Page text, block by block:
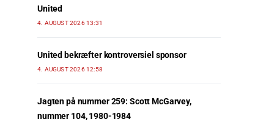
United
4. AUGUST 2026 13:31
United bekræfter kontroversiel sponsor
4. AUGUST 2026 12:58
Jagten på nummer 259: Scott McGarvey,
nummer 104, 1980-1984